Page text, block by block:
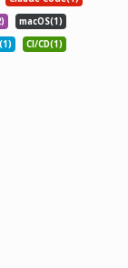
macOS(1)
CI/CD(1)